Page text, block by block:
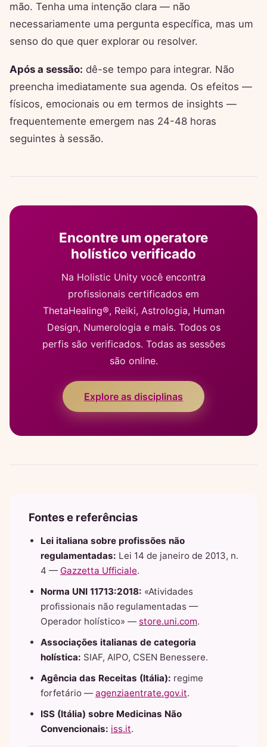
mão. Tenha uma intenção clara — não
necessariamente uma pergunta específica, mas um
senso do que quer explorar ou resolver.
Após a sessão: dê-se tempo para integrar. Não
preencha imediatamente sua agenda. Os efeitos —
físicos, emocionais ou em termos de insights —
frequentemente emergem nas 24-48 horas
seguintes à sessão.
Encontre um operatore
holístico verificado
Na Holistic Unity você encontra
profissionais certificados em
ThetaHealing®, Reiki, Astrologia, Human
Design, Numerologia e mais. Todos os
perfis são verificados. Todas as sessões
são online.
Explore as disciplinas
Fontes e referências
Lei italiana sobre profissões não
regulamentadas: Lei 14 de janeiro de 2013, n.
4 — Gazzetta Ufficiale.
Norma UNI 11713:2018: «Atividades
profissionais não regulamentadas —
Operador holístico» — store.uni.com.
Associações italianas de categoria
holística: SIAF, AIPO, CSEN Benessere.
Agência das Receitas (Itália): regime
forfetário —agenziaentrate.gov.it.
ISS (Itália) sobre Medicinas Não
Convencionais: iss.it.